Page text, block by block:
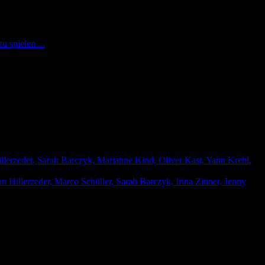
spielen....
Sarah Barczyk, Marianne Kind, Oliver Kast, Yann Krehl,
Marco Schüller, Sarah Barczyk, Irina Zinner, Jenny